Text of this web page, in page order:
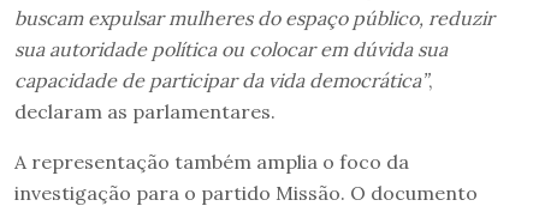
buscam expulsar mulheres do espaço público, reduzir
sua autoridade política ou colocar em dúvida sua
capacidade de participar da vida democrática”,
declaram as parlamentares.
A representação também amplia o foco da
investigação para o partido Missão. O documento